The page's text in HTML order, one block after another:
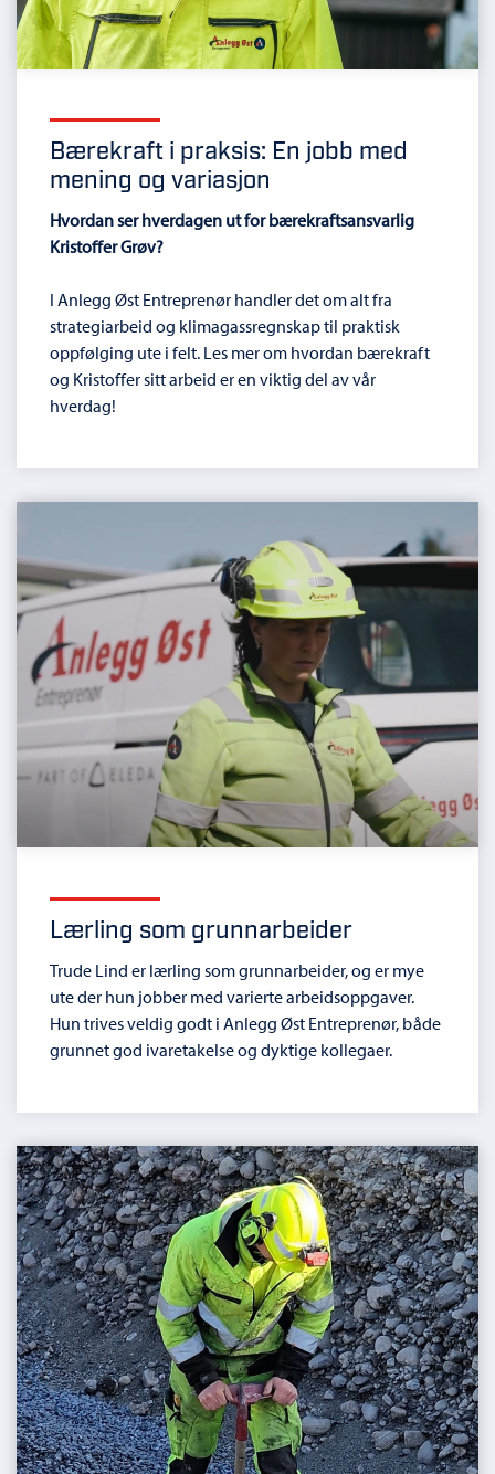
Bærekraft i praksis: En jobb med
mening og variasjon
Hvordan ser hverdagen ut for bærekraftsansvarlig
Kristoffer Grøv?
I Anlegg Øst Entreprenør handler det om alt fra
strategiarbeid og klimagassregnskap til praktisk
oppfølging ute i felt. Les mer om hvordan bærekraft
og Kristoffer sitt arbeid er en viktig del av vår
hverdag!
Lærling som grunnarbeider
Trude Lind er lærling som grunnarbeider, og er mye
ute der hun jobber med varierte arbeidsoppgaver.
Hun trives veldig godt i Anlegg Øst Entreprenør, både
grunnet god ivaretakelse og dyktige kollegaer.